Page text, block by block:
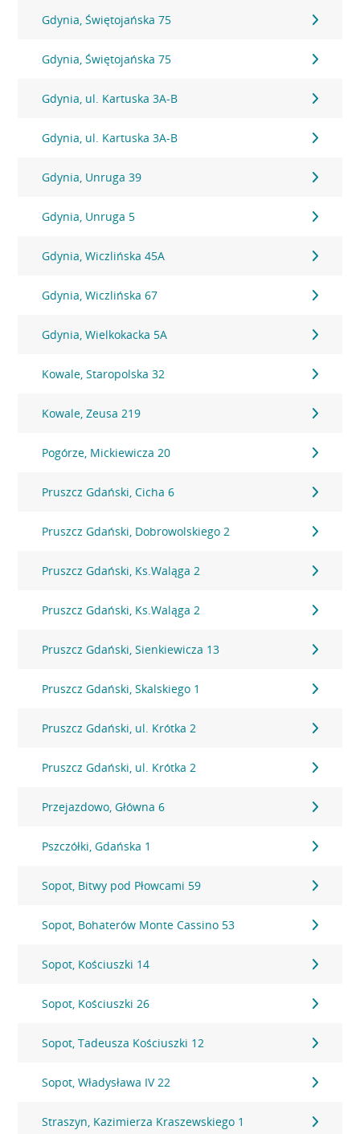
Gdynia, Świętojańska 75
Gdynia, Świętojańska 75
Gdynia, ul. Kartuska 3A-B
Gdynia, ul. Kartuska 3A-B
Gdynia, Unruga 39
Gdynia, Unruga 5
Gdynia, Wiczlińska 45A
Gdynia, Wiczlińska 67
Gdynia, Wielkokacka 5A
Kowale, Staropolska 32
Kowale, Zeusa 219
Pogórze, Mickiewicza 20
Pruszcz Gdański, Cicha 6
Pruszcz Gdański, Dobrowolskiego 2
Pruszcz Gdański, Ks.Waląga 2
Pruszcz Gdański, Ks.Waląga 2
Pruszcz Gdański, Sienkiewicza 13
Pruszcz Gdański, Skalskiego 1
Pruszcz Gdański, ul. Krótka 2
Pruszcz Gdański, ul. Krótka 2
Przejazdowo, Główna 6
Pszczółki, Gdańska 1
Sopot, Bitwy pod Płowcami 59
Sopot, Bohaterów Monte Cassino 53
Sopot, Kościuszki 14
Sopot, Kościuszki 26
Sopot, Tadeusza Kościuszki 12
Sopot, Władysława IV 22
Straszyn, Kazimierza Kraszewskiego 1